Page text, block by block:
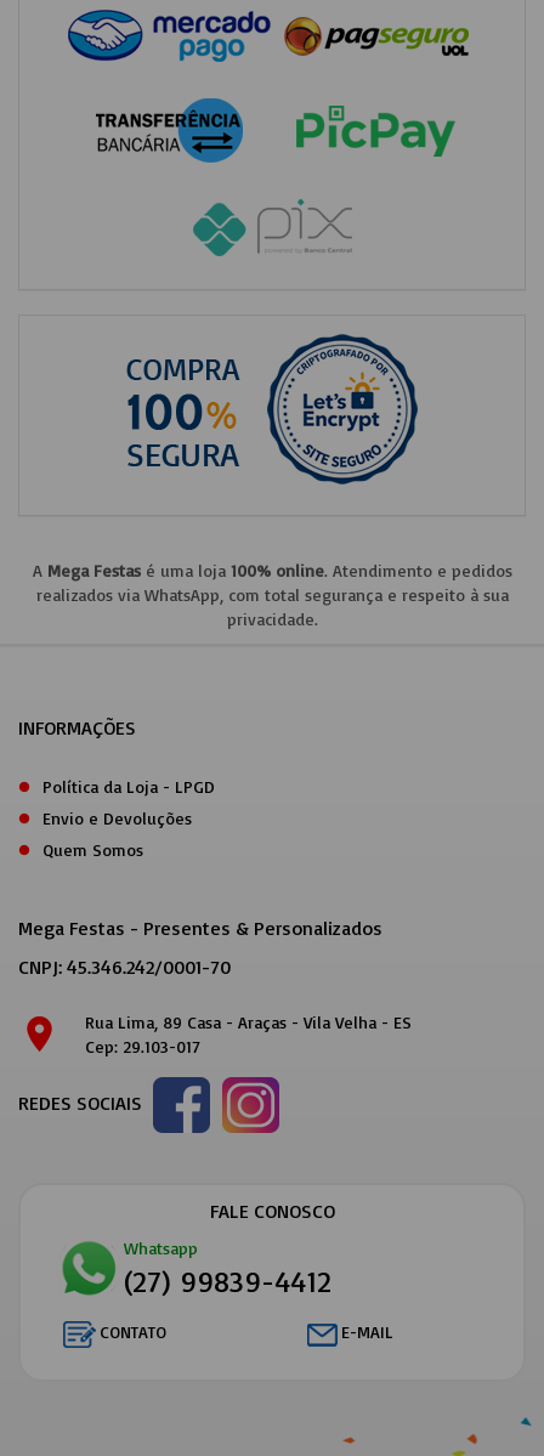
A Mega Festasé uma loja 100% online. Atendimento e pedidos
realizados via WhatsApp, com total segurança e respeito à sua
privacidade.
INFORMAÇÕES
Política da Loja - LPGD
Envio e Devoluções
Quem Somos
Mega Festas - Presentes & Personalizados
CNPJ: 45.346.242/0001-70
location_on
Rua Lima, 89 Casa - Araças - Vila Velha - ES
Cep: 29.103-017
REDES SOCIAIS
FALE CONOSCO
Whatsapp
(27) 99839-4412
CONTATO E-MAIL